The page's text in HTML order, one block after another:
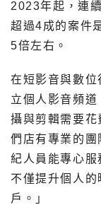
2023年起，連
超過4成的案件
5倍左右。
在短影音與數
立個人影音頻
攝與剪輯需要
們店有專業的團
紀人員能專心服
不僅提升個人
戶。」